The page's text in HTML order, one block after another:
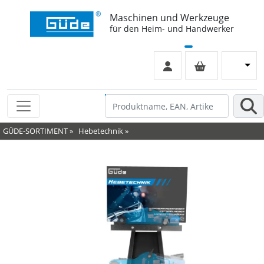
Maschinen und Werkzeuge
für den Heim- und Handwerker
GÜDE-SORTIMENT» Hebetechnik»